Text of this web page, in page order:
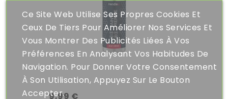
9,99 €
Ce Site Web Utilise Ses Propres Cookies Et
Ceux De Tiers Pour Améliorer Nos Services Et
Vous Montrer Des Publicités Liées À Vos
Préférences En Analysant Vos Habitudes De
Navigation. Pour Donner Votre Consentement
À Son Utilisation, Appuyez Sur Le Bouton
Accepter.